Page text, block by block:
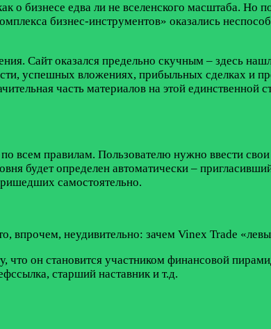
о бизнесе едва ли не вселенского масштаба. Но
бизнес-инструментов» оказались
Сайт оказался предельно скучным – здесь
успешных вложениях, прибыльных сделках и
часть материалов на этой единственной
всем правилам. Пользователю нужно ввести
будет определен автоматически –
самостоятельно.
впрочем, неудивительно: зачем Vinex Trade
он становится участником финансовой
старший наставник и т.д.